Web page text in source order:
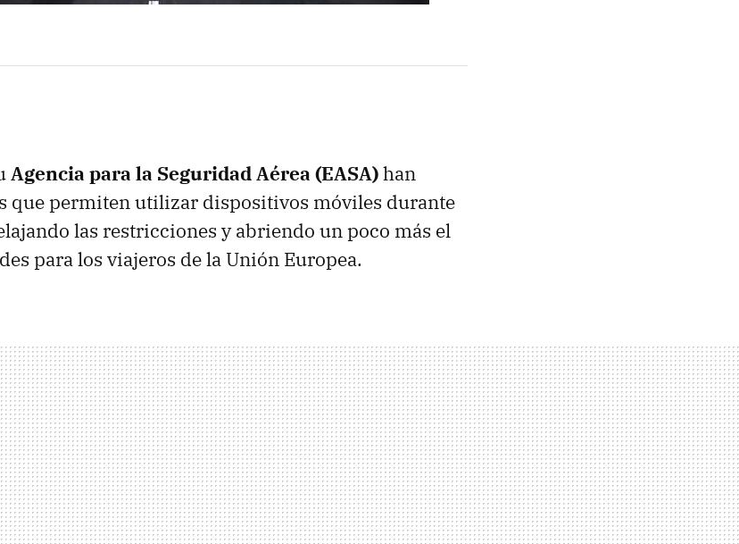
Agencia para la Seguridad Aérea (EASA)han
que permiten utilizar dispositivos móviles durante
las restricciones y abriendo un poco más el
para los viajeros de la Unión Europea.